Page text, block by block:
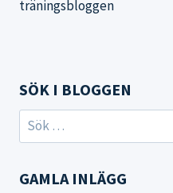
träningsbloggen
SÖK I BLOGGEN
Sök
efter:
GAMLA INLÄGG